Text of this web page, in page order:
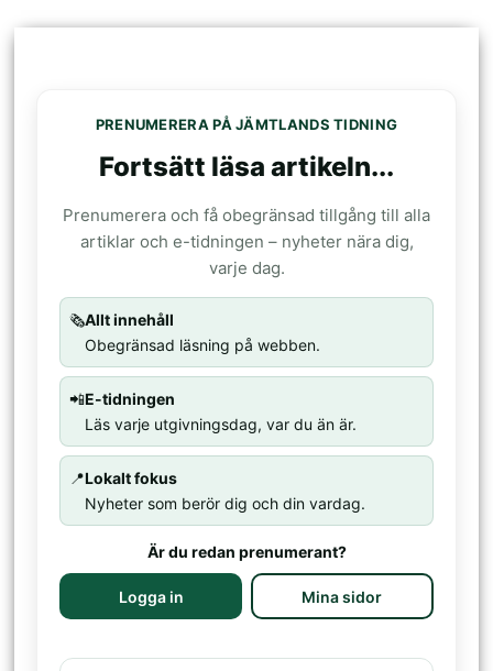
PRENUMERERA PÅ JÄMTLANDS TIDNING
Fortsätt läsa artikeln...
Prenumerera och få obegränsad tillgång till alla
artiklar och e-tidningen – nyheter nära dig,
varje dag.
🗞️Allt innehåll
Obegränsad läsning på webben.
📲E-tidningen
Läs varje utgivningsdag, var du än är.
📍Lokalt fokus
Nyheter som berör dig och din vardag.
Är du redan prenumerant?
Logga in Mina sidor